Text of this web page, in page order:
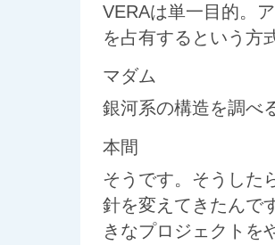
VERAは単一目的。
を占有するという方
マダム
銀河系の構造を調べ
本間
そうです。そうした
針を変えてきたんで
きなプロジェクトを